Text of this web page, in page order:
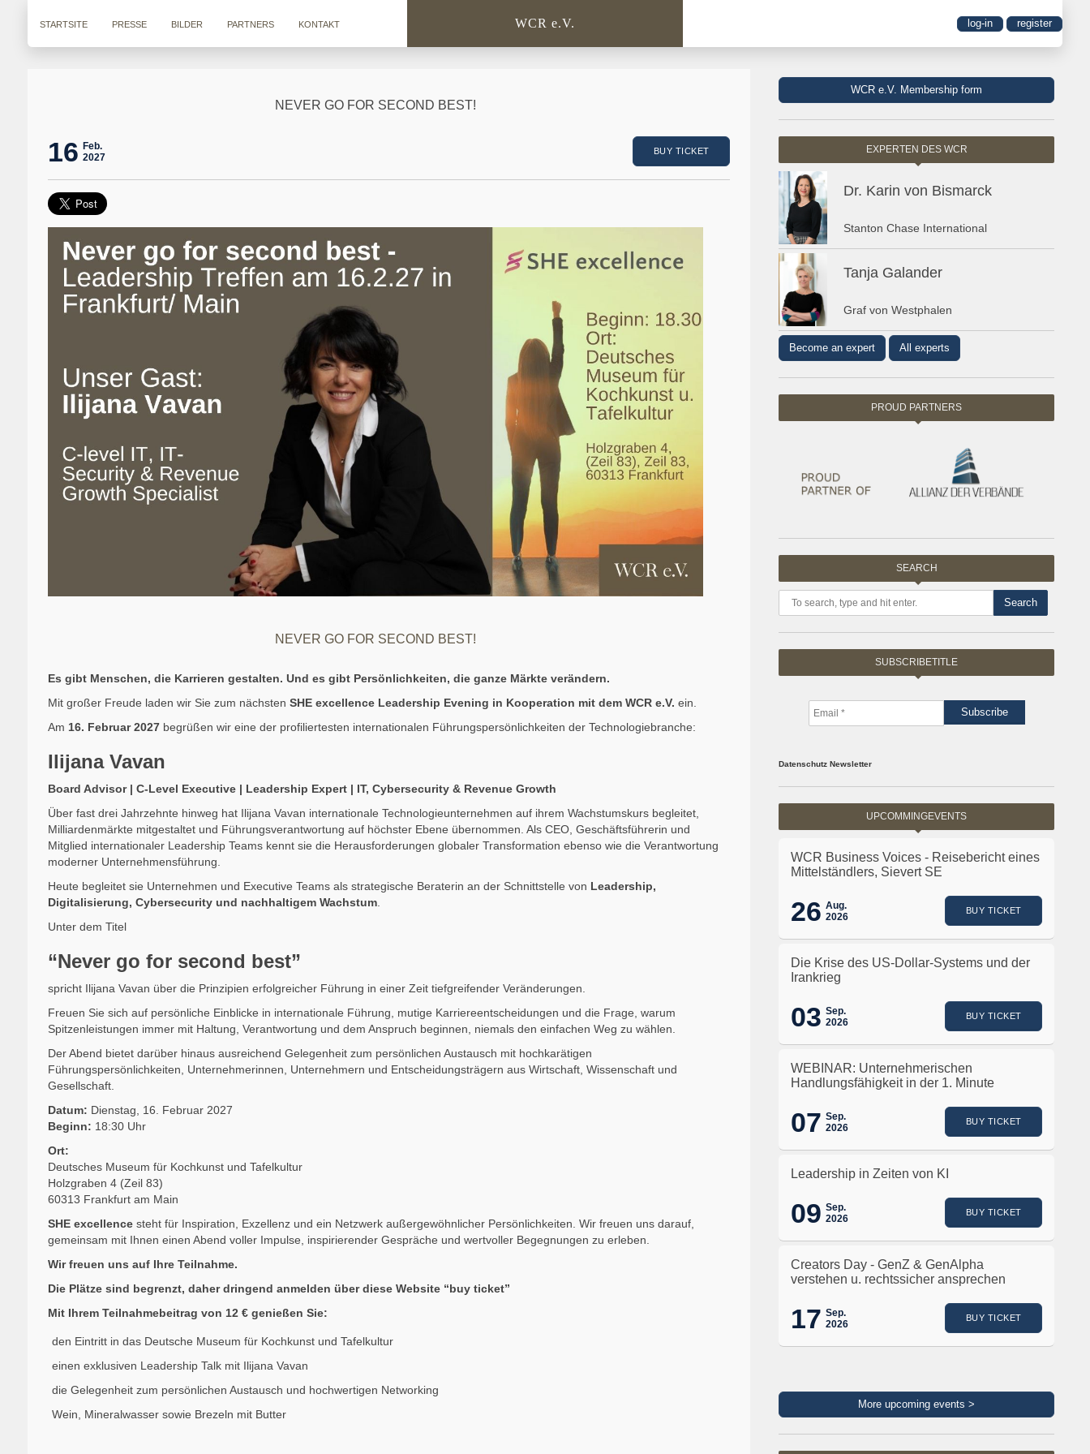
STARTSITE PRESSE BILDER PARTNERS KONTAKT WCR e.V. log-in register
NEVER GO FOR SECOND BEST!
16 Feb.
2027
BUY TICKET
NEVER GO FOR SECOND BEST!
Es gibt Menschen, die Karrieren gestalten. Und es gibt Persönlichkeiten, die ganze Märkte verändern.
Mit großer Freude laden wir Sie zum nächsten SHE excellence Leadership Evening in Kooperation mit dem WCR e.V. ein.
Am 16. Februar 2027begrüßen wir eine der profiliertesten internationalen Führungspersönlichkeiten der Technologiebranche:
Ilijana Vavan
Board Advisor | C-Level Executive | Leadership Expert | IT, Cybersecurity & Revenue Growth
Über fast drei Jahrzehnte hinweg hat Ilijana Vavan internationale Technologieunternehmen auf ihrem Wachstumskurs begleitet,
Milliardenmärkte mitgestaltet und Führungsverantwortung auf höchster Ebene übernommen. Als CEO, Geschäftsführerin und
Mitglied internationaler Leadership Teams kennt sie die Herausforderungen globaler Transformation ebenso wie die Verantwortung
moderner Unternehmensführung.
Heute begleitet sie Unternehmen und Executive Teams als strategische Beraterin an der Schnittstelle von Leadership,
Digitalisierung, Cybersecurity und nachhaltigem Wachstum.
Unter dem Titel
“Never go for second best”
spricht Ilijana Vavan über die Prinzipien erfolgreicher Führung in einer Zeit tiefgreifender Veränderungen.
Freuen Sie sich auf persönliche Einblicke in internationale Führung, mutige Karriereentscheidungen und die Frage, warum
Spitzenleistungen immer mit Haltung, Verantwortung und dem Anspruch beginnen, niemals den einfachen Weg zu wählen.
Der Abend bietet darüber hinaus ausreichend Gelegenheit zum persönlichen Austausch mit hochkarätigen
Führungspersönlichkeiten, Unternehmerinnen, Unternehmern und Entscheidungsträgern aus Wirtschaft, Wissenschaft und
Gesellschaft.
Datum: Dienstag, 16. Februar 2027
Beginn: 18:30 Uhr
Ort:
Deutsches Museum für Kochkunst und Tafelkultur
Holzgraben 4 (Zeil 83)
60313 Frankfurt am Main
SHE excellencesteht für Inspiration, Exzellenz und ein Netzwerk außergewöhnlicher Persönlichkeiten. Wir freuen uns darauf,
gemeinsam mit Ihnen einen Abend voller Impulse, inspirierender Gespräche und wertvoller Begegnungen zu erleben.
Wir freuen uns auf Ihre Teilnahme.
Die Plätze sind begrenzt, daher dringend anmelden über diese Website “buy ticket”
Mit Ihrem Teilnahmebeitrag von 12 € genießen Sie:
den Eintritt in das Deutsche Museum für Kochkunst und Tafelkultur
einen exklusiven Leadership Talk mit Ilijana Vavan
die Gelegenheit zum persönlichen Austausch und hochwertigen Networking
Wein, Mineralwasser sowie Brezeln mit Butter
WCR e.V. Membership form
EXPERTEN DES WCR
Dr. Karin von Bismarck
Stanton Chase International
Tanja Galander
Graf von Westphalen
Become an expert All experts
PROUD PARTNERS
SEARCH
Search
SUBSCRIBETITLE
Datenschutz Newsletter
UPCOMMINGEVENTS
WCR Business Voices - Reisebericht eines
Mittelständlers, Sievert SE
26 Aug.
2026
BUY TICKET
Die Krise des US-Dollar-Systems und der
Irankrieg
03 Sep.
2026
BUY TICKET
WEBINAR: Unternehmerischen
Handlungsfähigkeit in der 1. Minute
07 Sep.
2026
BUY TICKET
Leadership in Zeiten von KI
09 Sep.
2026
BUY TICKET
Creators Day - GenZ & GenAlpha
verstehen u. rechtssicher ansprechen
17 Sep.
2026
BUY TICKET
More upcoming events >